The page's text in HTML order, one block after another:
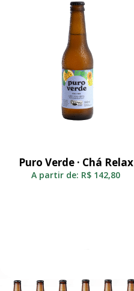
Selecionar
Puro Verde · Chá Relax
A partir de: R$ 142,80